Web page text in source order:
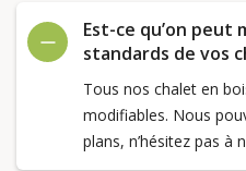
Est-ce qu’on peut
standards de vos
Tous nos chalet en
modifiables. Nous
plans, n’hésitez pas à